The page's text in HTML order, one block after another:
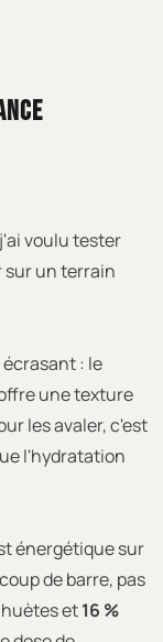
voulu tester
sur un terrain
: le
une texture
les avaler, c'est
l'hydratation
énergétique sur
de barre, pas
et16 %